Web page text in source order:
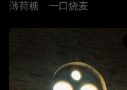
薄荷糖 一口烧麦